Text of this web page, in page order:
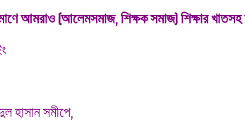
আমরাও (আলেমসমাজ, শিক্ষক সমাজ) শিক্ষার
হাসান সমীপে,